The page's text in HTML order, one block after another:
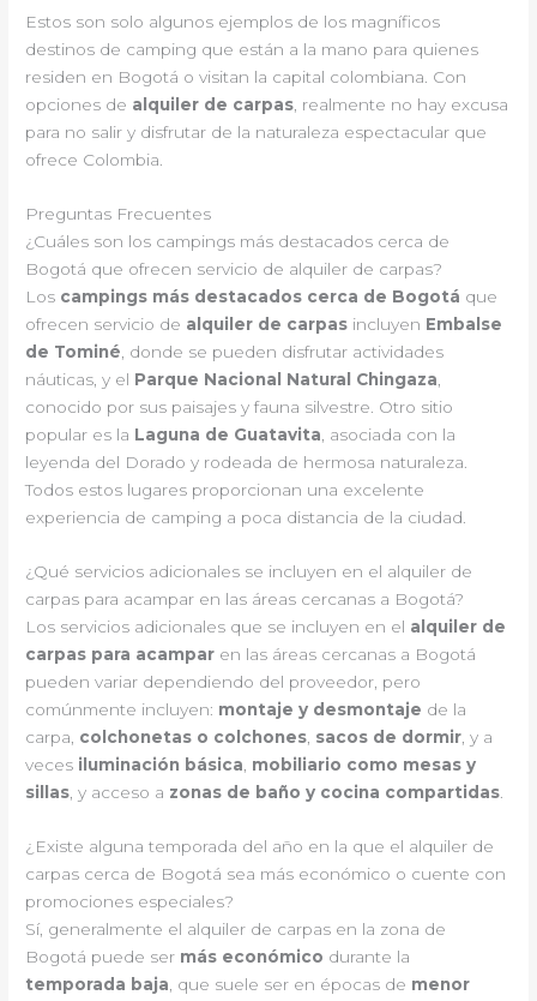
Estos son solo algunos ejemplos de los magníficos
destinos de camping que están a la mano para quienes
residen en Bogotá o visitan la capital colombiana. Con
opciones de alquiler de carpas, realmente no hay excusa
para no salir y disfrutar de la naturaleza espectacular que
ofrece Colombia.
Preguntas Frecuentes
¿Cuáles son los campings más destacados cerca de
Bogotá que ofrecen servicio de alquiler de carpas?
Los campings más destacados cerca de Bogotá que
ofrecen servicio de alquiler de carpas incluyen Embalse
de Tominé, donde se pueden disfrutar actividades
náuticas, y el Parque Nacional Natural Chingaza,
conocido por sus paisajes y fauna silvestre. Otro sitio
popular es la Laguna de Guatavita, asociada con la
leyenda del Dorado y rodeada de hermosa naturaleza.
Todos estos lugares proporcionan una excelente
experiencia de camping a poca distancia de la ciudad.
¿Qué servicios adicionales se incluyen en el alquiler de
carpas para acampar en las áreas cercanas a Bogotá?
Los servicios adicionales que se incluyen en el alquiler de
carpas para acampar en las áreas cercanas a Bogotá
pueden variar dependiendo del proveedor, pero
comúnmente incluyen: montaje y desmontaje de la
carpa, colchonetas o colchones sacos de dormir , y a
veces iluminación básica mobiliario como mesas y
sillas , y acceso a zonas de baño y cocina compartidas
¿Existe alguna temporada del año en la que el alquiler de
carpas cerca de Bogotá sea más económico o cuente con
promociones especiales?
Sí, generalmente el alquiler de carpas en la zona de
Bogotá puede ser más económico durante la
temporada baja , que suele ser en épocas de menor